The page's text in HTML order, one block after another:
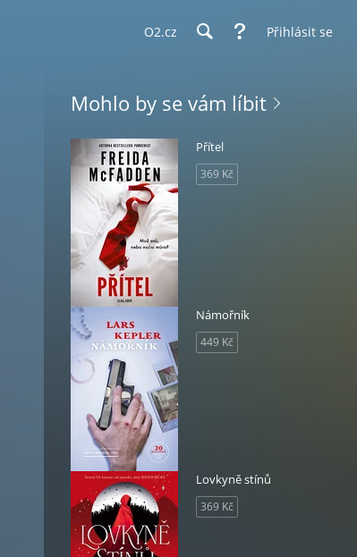
O2.cz Přihlásit se
Mohlo by se vám líbit
Přítel
369 Kč
Námořník
449 Kč
Lovkyně stínů
369 Kč